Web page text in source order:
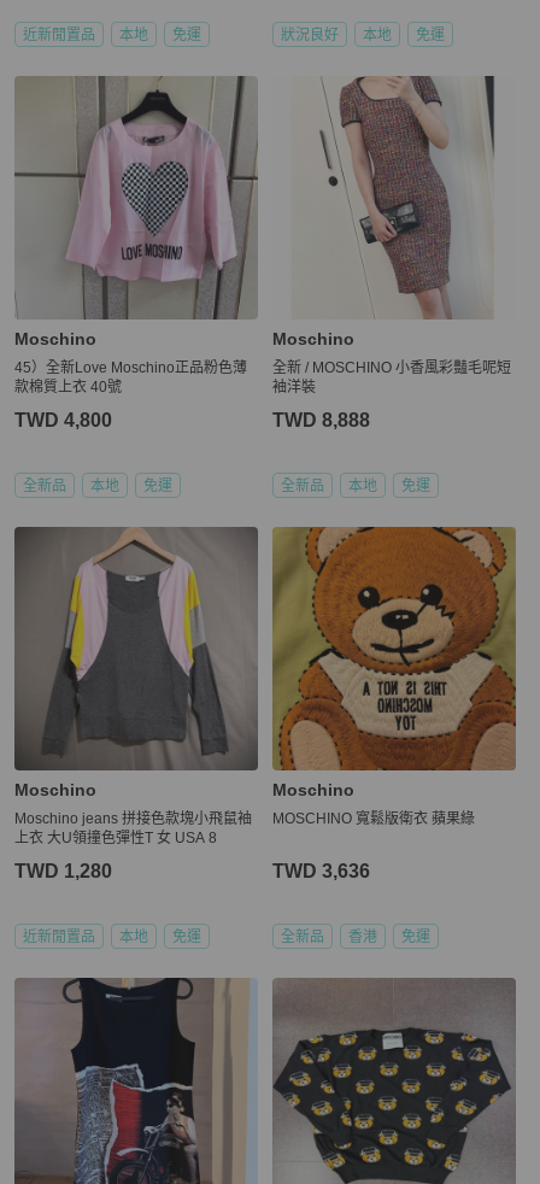
近新閒置品 本地 免運 狀況良好 本地 免運
Moschino
45）全新Love Moschino正品粉色薄
款棉質上衣 40號
TWD 4,800
全新品 本地 免運
Moschino
全新 / MOSCHINO 小香風彩豔毛呢短
袖洋裝
TWD 8,888
全新品 本地 免運
Moschino
Moschino jeans 拼接色款塊小飛鼠袖
上衣 大U領撞色彈性T 女 USA 8
TWD 1,280
近新閒置品 本地 免運
Moschino
MOSCHINO 寬鬆版衛衣 蘋果綠
TWD 3,636
全新品 香港 免運